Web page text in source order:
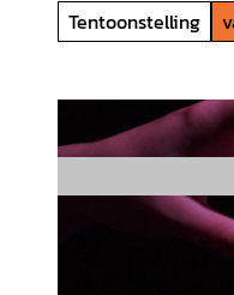
Tentoonstelling